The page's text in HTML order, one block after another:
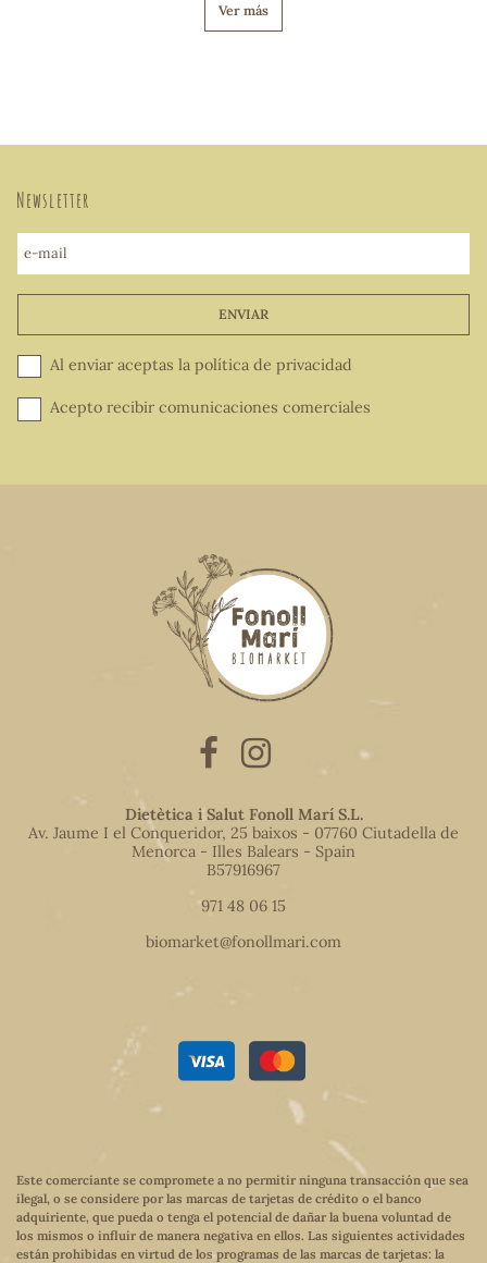
Ver más
Newsletter
e-mail
ENVIAR
Al enviar aceptas la política de privacidad
Acepto recibir comunicaciones comerciales
Dietètica i Salut Fonoll Marí S.L.
Av. Jaume I el Conqueridor, 25 baixos - 07760 Ciutadella de
Menorca - Illes Balears - Spain
B57916967
971 48 06 15
biomarket@fonollmari.com
Este comerciante se compromete a no permitir ninguna transacción que sea
ilegal, o se considere por las marcas de tarjetas de crédito o el banco
adquiriente, que pueda o tenga el potencial de dañar la buena voluntad de
los mismos o influir de manera negativa en ellos. Las siguientes actividades
están prohibidas en virtud de los programas de las marcas de tarjetas: la